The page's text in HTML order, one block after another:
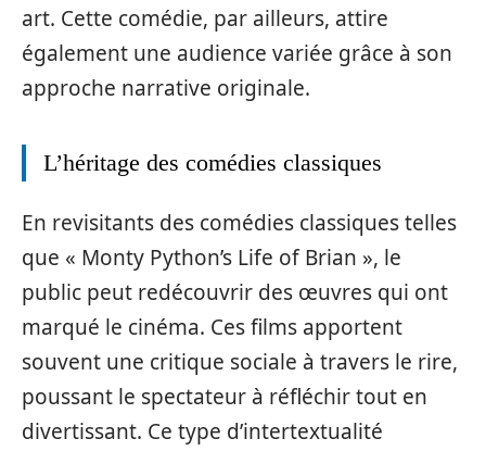
art. Cette comédie, par ailleurs, attire
également une audience variée grâce à son
approche narrative originale.
L’héritage des comédies classiques
En revisitants des comédies classiques telles
que « Monty Python’s Life of Brian », le
public peut redécouvrir des œuvres qui ont
marqué le cinéma. Ces films apportent
souvent une critique sociale à travers le rire,
poussant le spectateur à réfléchir tout en
divertissant. Ce type d’intertextualité